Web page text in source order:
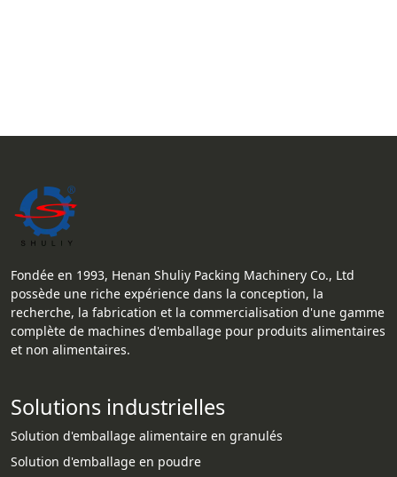
Fondée en 1993, Henan Shuliy Packing Machinery Co., Ltd
possède une riche expérience dans la conception, la
recherche, la fabrication et la commercialisation d'une gamme
complète de machines d'emballage pour produits alimentaires
et non alimentaires.
Solutions industrielles
Solution d'emballage alimentaire en granulés
Solution d'emballage en poudre